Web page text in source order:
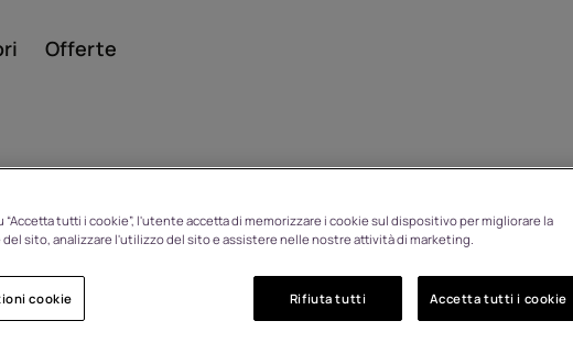
Offerte
“Accetta tutti i cookie”, l'utente accetta di memorizzare i cookie sul dispositivo per migliorare la
sito, analizzare l'utilizzo del sito e assistere nelle nostre attività di marketing.
cookie Rifiuta tutti Accetta tutti i cookie